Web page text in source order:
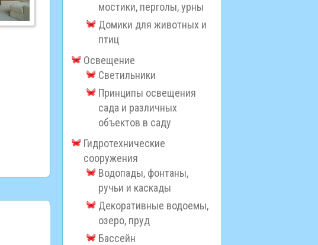
мостики, перголы, урны
Домики для животных и
птиц
Освещение
Светильники
Принципы освещения
сада и различных
объектов в саду
Гидротехнические
сооружения
Водопады, фонтаны,
ручьи и каскады
Декоративные водоемы,
озеро, пруд
Бассейн